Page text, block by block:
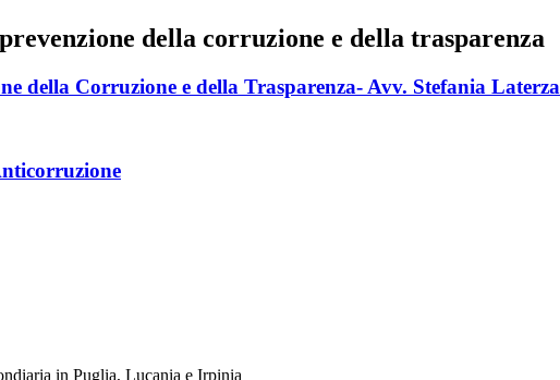
della corruzione e della trasparenza
della Corruzione e della Trasparenza- Avv. Stefania Laterza
in Puglia, Lucania e Irpinia